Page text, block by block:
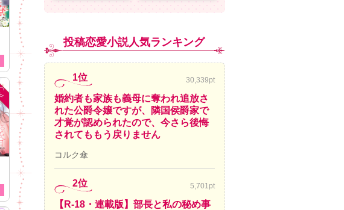
投稿恋愛小説人気ランキング
1位 30,339pt
婚約者も家族も義母に奪われ追放さ
れた公爵令嬢ですが、隣国侯爵家で
才覚が認められたので、今さら後悔
されてももう戻りません
コルク傘
2位 5,701pt
【R-18・連載版】部長と私の秘め事